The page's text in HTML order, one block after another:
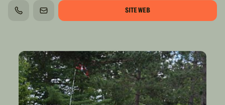
TÉLÉPHONECOURRIEL SITE WEB